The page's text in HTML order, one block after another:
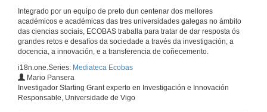
Integrado por un equipo de preto dun centenar dos mellores
académicos e académicas das tres universidades galegas no ámbito
das ciencias sociais, ECOBAS traballa para tratar de dar resposta ós
grandes retos e desafíos da sociedade a través da investigación, a
docencia, a innovación, e a transferencia de coñecemento.
i18n.one.Series: Mediateca Ecobas
Mario Pansera
Investigador Starting Grant experto en Investigación e Innovación
Responsable, Universidade de Vigo
Presentación de Carlos Hervés
15 de out. de 2021
Conferencia
15 de out. de 2021